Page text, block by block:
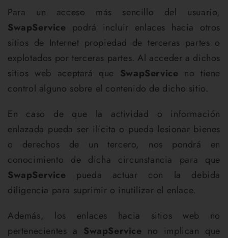
Para un acceso más sencillo del usuario,
SwapService podrá incluir enlaces hacia otros
sitios de Internet propiedad de terceras partes o
explotados por terceras partes. Al acceder a dichos
sitios web aceptará que SwapService no tiene
control alguno sobre el contenido de dicho sitio.
En caso de que la actividad o información
enlazada pueda ser ilícita o pueda lesionar bienes
o derechos de un tercero, nos pondrá en
conocimiento de dicha circunstancia para que
SwapService pueda actuar con la debida
diligencia para suprimir o inutilizar el enlace.
Además, los enlaces hacia sitios web no
pertenecientes a SwapService no implican que